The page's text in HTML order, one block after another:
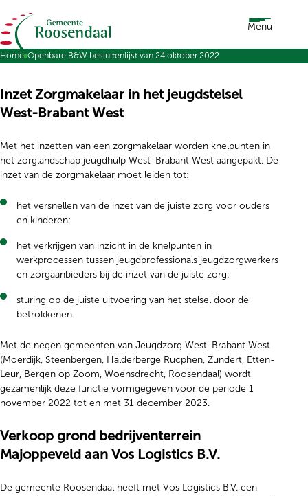
Ga naar de inhoud Menu
Home Openbare B&W besluitenlijst van 24 oktober 2022
Inzet Zorgmakelaar in het jeugdstelsel
West-Brabant West
Met het inzetten van een zorgmakelaar worden knelpunten in
het zorglandschap jeugdhulp West-Brabant West aangepakt. De
inzet van de zorgmakelaar moet leiden tot:
het versnellen van de inzet van de juiste zorg voor ouders
en kinderen;
het verkrijgen van inzicht in de knelpunten in
werkprocessen tussen jeugdprofessionals jeugdzorgwerkers
en zorgaanbieders bij de inzet van de juiste zorg;
sturing op de juiste uitvoering van het stelsel door de
betrokkenen.
Met de negen gemeenten van Jeugdzorg West-Brabant West
(Moerdijk, Steenbergen, Halderberge Rucphen, Zundert, Etten-
Leur, Bergen op Zoom, Woensdrecht, Roosendaal) wordt
gezamenlijk deze functie vormgegeven voor de periode 1
november 2022 tot en met 31 december 2023.
Verkoop grond bedrijventerrein
Majoppeveld aan Vos Logistics B.V.
De gemeente Roosendaal heeft met Vos Logistics B.V. een